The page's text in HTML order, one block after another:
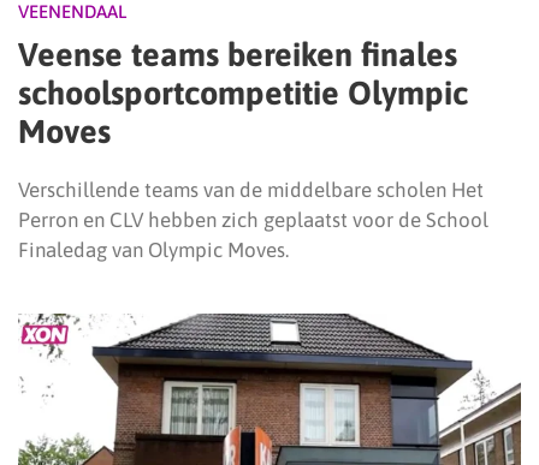
VEENENDAAL
Veense teams bereiken finales
schoolsportcompetitie Olympic
Moves
Verschillende teams van de middelbare scholen Het
Perron en CLV hebben zich geplaatst voor de School
Finaledag van Olympic Moves.